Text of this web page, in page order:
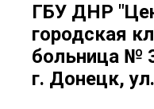
ГБУ ДНР
городская
больница №
г. Донецк,